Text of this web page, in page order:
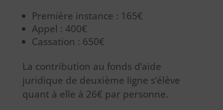
Première instance : 165€
Appel : 400€
Cassation : 650€
La contribution au fonds d’aide
juridique de deuxième ligne s’élève
quant à elle à 26€ par personne.